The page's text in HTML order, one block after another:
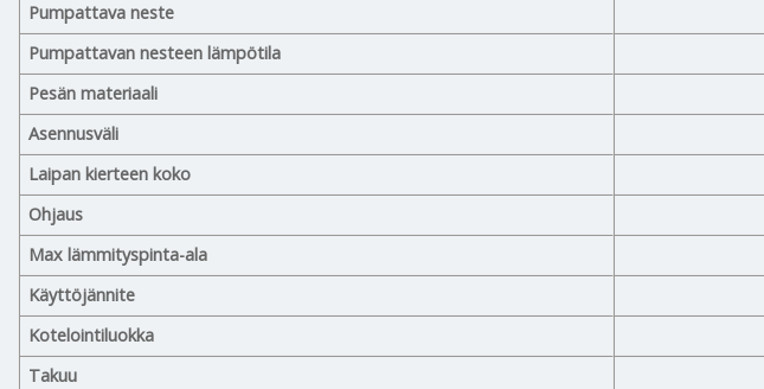
Pumpattava neste
Pumpattavan nesteen lämpötila
Pesän materiaali
Asennusväli
Laipan kierteen koko
Ohjaus
Max lämmityspinta-ala
Käyttöjännite
Kotelointiluokka
Takuu